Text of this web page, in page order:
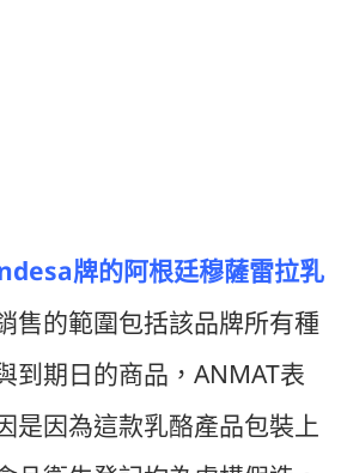
牌的阿根廷穆薩雷拉乳
售的範圍包括該品牌所有種
到期日的商品， ANMAT表
是因為這款乳酪產品包裝上